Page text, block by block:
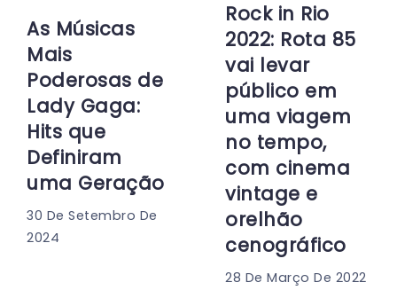
As Músicas
Mais
Poderosas de
Lady Gaga:
Hits que
Definiram
uma Geração
30 De Setembro De
2024
Rock in Rio
2022: Rota 85
vai levar
público em
uma viagem
no tempo,
com cinema
vintage e
orelhão
cenográfico
28 De Março De 2022